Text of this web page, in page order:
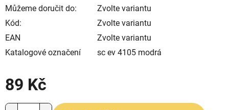
Můžeme doručit do:
Zvolte variantu
Kód:
Zvolte variantu
EAN
Zvolte variantu
Katalogové označení
sc ev 4105 modrá
89 Kč